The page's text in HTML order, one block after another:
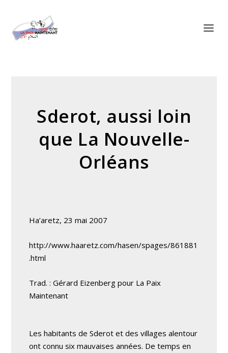
Sderot, aussi loin
que La Nouvelle-
Orléans
Ha’aretz, 23 mai 2007
http://www.haaretz.com/hasen/spages/861881
.html
Trad. : Gérard Eizenberg pour La Paix
Maintenant
Les habitants de Sderot et des villages alentour
ont connu six mauvaises années. De temps en